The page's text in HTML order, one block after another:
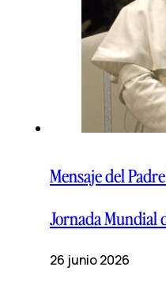
Mensaje del
Jornada Mundial
26 junio 2026